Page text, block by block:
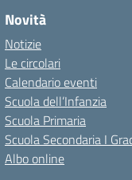
Novità
Notizie
Le circolari
Calendario eventi
Scuola dell’Infanzia
Scuola Primaria
Scuola Secondaria I
Albo online